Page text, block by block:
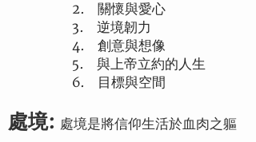
2. 關懷與愛心
3. 逆境韌力
4. 創意與想像
5. 與上帝立約的人生
6. 目標與空間
處境: 處境是將信仰生活於血肉之軀